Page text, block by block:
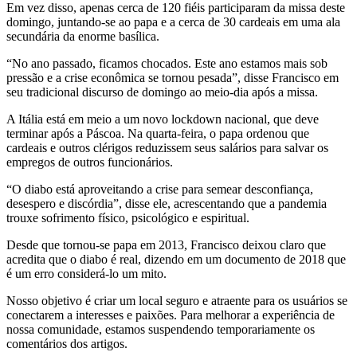
Em vez disso, apenas cerca de 120 fiéis participaram da missa deste
domingo, juntando-se ao papa e a cerca de 30 cardeais em uma ala
secundária da enorme basílica.
“No ano passado, ficamos chocados. Este ano estamos mais sob
pressão e a crise econômica se tornou pesada”, disse Francisco em
seu tradicional discurso de domingo ao meio-dia após a missa.
A Itália está em meio a um novo lockdown nacional, que deve
terminar após a Páscoa. Na quarta-feira, o papa ordenou que
cardeais e outros clérigos reduzissem seus salários para salvar os
empregos de outros funcionários.
“O diabo está aproveitando a crise para semear desconfiança,
desespero e discórdia”, disse ele, acrescentando que a pandemia
trouxe sofrimento físico, psicológico e espiritual.
Desde que tornou-se papa em 2013, Francisco deixou claro que
acredita que o diabo é real, dizendo em um documento de 2018 que
é um erro considerá-lo um mito.
Nosso objetivo é criar um local seguro e atraente para os usuários se
conectarem a interesses e paixões. Para melhorar a experiência de
nossa comunidade, estamos suspendendo temporariamente os
comentários dos artigos.